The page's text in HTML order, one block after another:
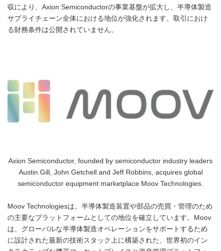
収により、Axion Semiconductorの事業基盤が拡大し、半導体製造
サプライチェーン全体における地位が強化されます。取引におけ
る財務条件は公開されていません。
Axion Semiconductor, founded by semiconductor industry leaders
Austin Gill, John Getchell and Jeff Robbins, acquires global
semiconductor equipment marketplace Moov Technologies.
Moov Technologiesは、半導体製造装置や部品の売買・管理のため
の主要なプラットフォームとしての地位を確立しています。Moov
は、グローバルな半導体製造オペレーションをサポートするため
に設計された最新の技術スタック上に構築された、世界初のイン